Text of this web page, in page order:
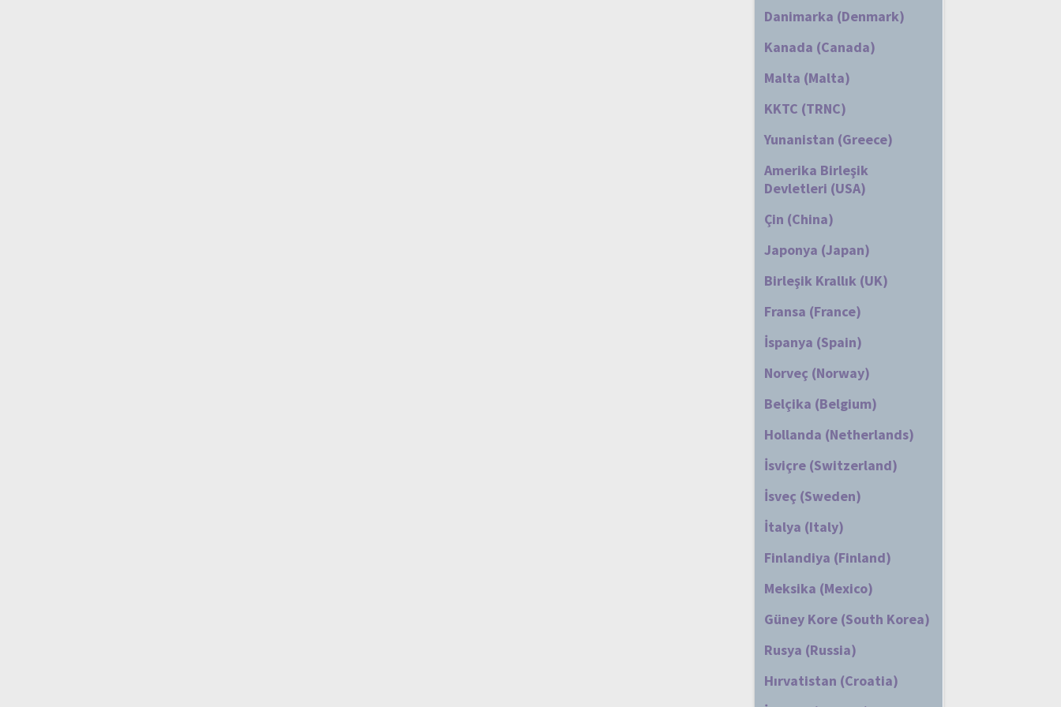
Danimarka (Denmark)
Kanada (Canada)
Malta (Malta)
KKTC (TRNC)
Yunanistan (Greece)
Amerika Birleşik
Devletleri (USA)
Çin (China)
Japonya (Japan)
Birleşik Krallık (UK)
Fransa (France)
İspanya (Spain)
Norveç (Norway)
Belçika (Belgium)
Hollanda (Netherlands)
İsviçre (Switzerland)
İsveç (Sweden)
İtalya (Italy)
Finlandiya (Finland)
Meksika (Mexico)
Güney Kore (South Korea)
Rusya (Russia)
Hırvatistan (Croatia)